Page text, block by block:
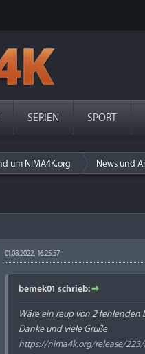
SERIEN SPORT
um NIMA4K.org News und
01.08.2022, 16:25:57
bemek01 schrieb:
Wäre ein reup von 2 fehlenden
Danke und viele Grüße
https://nima4k.org/release/223/